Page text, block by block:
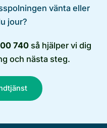
vänta eller
jour?
740så hjälper vi dig
och nästa steg.